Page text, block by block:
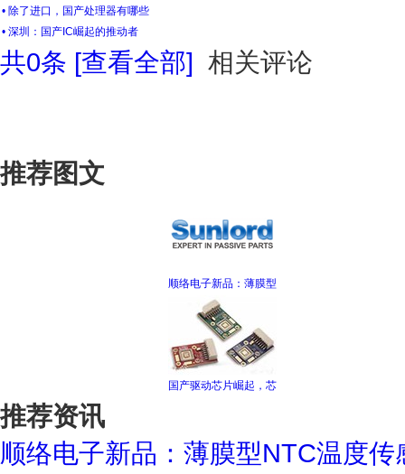
• 除了进口，国产处理器有哪些
• 深圳：国产IC崛起的推动者
共0条 [查看全部] 相关评论
推荐图文
顺络电子新品：薄膜型
国产驱动芯片崛起，芯
推荐资讯
顺络电子新品：薄膜型NTC温度